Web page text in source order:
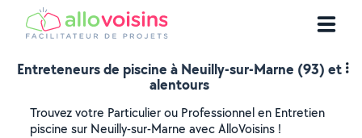
Entreteneurs de piscine à Neuilly-sur-Marne (93) et
alentours
Trouvez votre Particulier ou Professionnel en Entretien
piscine sur Neuilly-sur-Marne avec AlloVoisins !